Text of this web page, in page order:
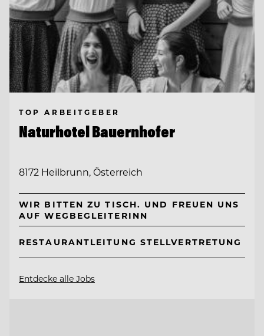
TOP ARBEITGEBER
Naturhotel Bauernhofer
8172 Heilbrunn, Österreich
WIR BITTEN ZU TISCH. UND FREUEN UNS
AUF WEGBEGLEITERINN
RESTAURANTLEITUNG STELLVERTRETUNG
Entdecke alle Jobs